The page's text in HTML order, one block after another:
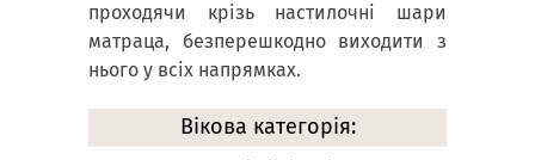
проходячи крізь настилочні шари
матраца, безперешкодно виходити з
нього у всіх напрямках.
Вікова категорія: